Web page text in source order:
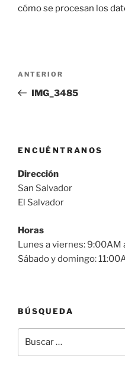
cómo se procesan los
entradas
Entrada
anterior:
ANTERIOR
IMG_3485
ENCUÉNTRANOS
Dirección
San Salvador
El Salvador
Horas
Lunes a viernes: 9:00AM
Sábado y domingo:
BÚSQUEDA
por: